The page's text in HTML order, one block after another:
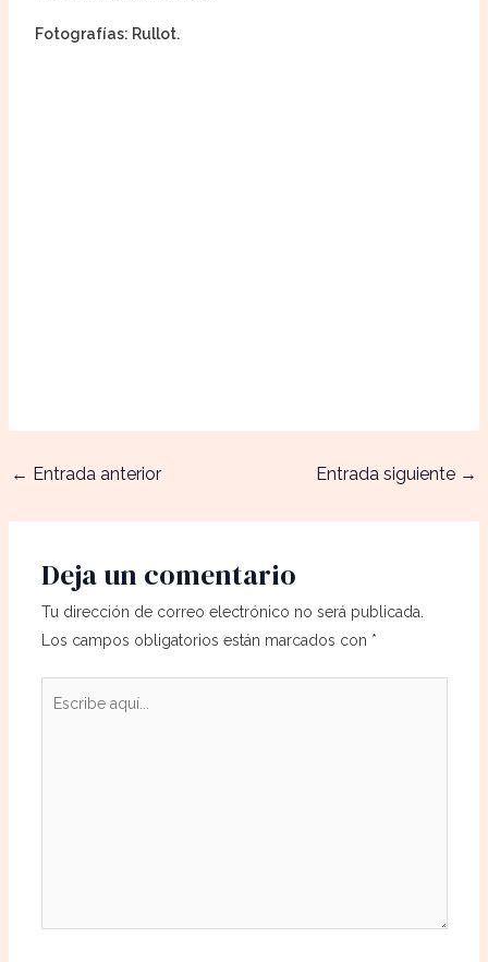
Fotografías: Rullot.
← Entrada anterior Entrada siguiente →
Deja un comentario
Tu dirección de correo electrónico no será publicada.
Los campos obligatorios están marcados con *